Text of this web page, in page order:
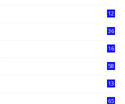
12
36
16
58
13
65